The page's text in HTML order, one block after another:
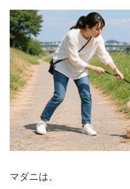
マダニは、